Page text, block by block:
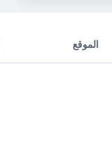
الموقع